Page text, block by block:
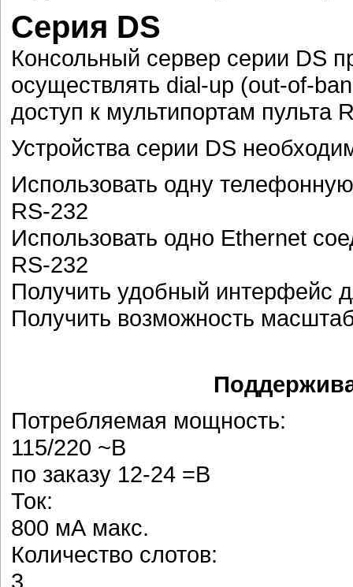
Серия DS
Консольный сервер серии DS
осуществлять dial-up (out-of-
доступ к мультипортам пульта
Устройства серии DS
Использовать одну
RS-232
Использовать одно Ethernet
RS-232
Получить удобный интерфейс
Получить возможность
Потребляемая мощность:
115/220 ~В
по заказу 12-24 =В
Ток:
800 мА макс.
Количество слотов:
3